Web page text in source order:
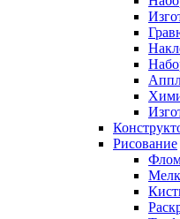
Рисование